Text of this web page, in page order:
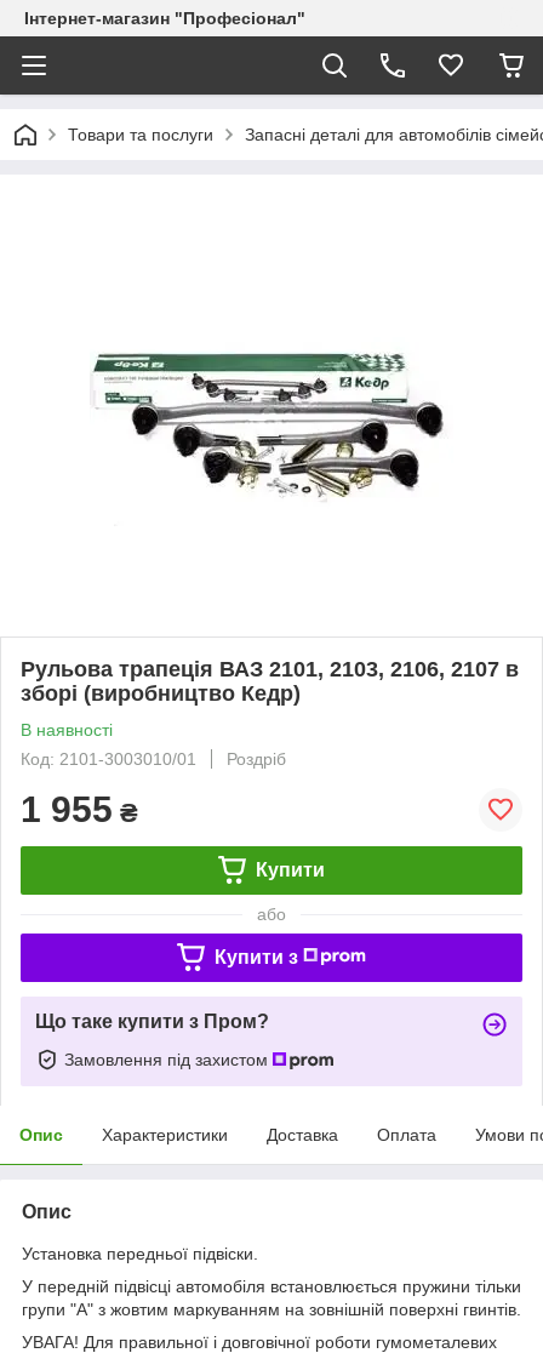
Інтернет-магазин "Професіонал"
Товари та послуги Запасні деталі для автомобілів
Рульова трапеція ВАЗ 2101, 2103, 2106, 2107 в
зборі (виробництво Кедр)
В наявності
Код: 2101-3003010/01
Роздріб
1 955 ₴
Купити
або
Купити з
Що таке купити з Пром?
Замовлення під захистом
Опис Характеристики Доставка Оплата Умови
Опис
Установка передньої підвіски.
У передній підвісці автомобіля встановлюється пружини тільки
групи "А" з жовтим маркуванням на зовнішній поверхні гвинтів.
УВАГА! Для правильної і довговічної роботи гумометалевих